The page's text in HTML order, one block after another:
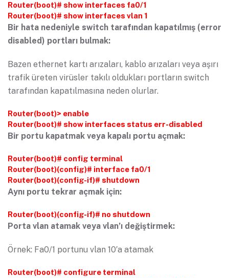
Router(boot)# show interfaces fa0/1
Router(boot)# show interfaces vlan 1
Bir hata nedeniyle switch tarafından kapatılmış (error
disabled) portları bulmak:
Bazen ethernet kartı arızaları, kablo arızaları veya aşırı
trafik üreten virüsler takılı oldukları portların switch
tarafından kapatılmasına neden olurlar.
Router(boot)> enable
Router(boot)# show interfaces status err-disabled
Bir portu kapatmak veya kapalı portu açmak:
Router(boot)# config terminal
Router(boot)(config)# interface fa0/1
Router(boot)(config-if)# shutdown
Aynı portu tekrar açmak için:
Router(boot)(config-if)# no shutdown
Porta vlan atamak veya vlan’ı değiştirmek:
Örnek: Fa0/1 portunu vlan 10′a atamak
Router(boot)# configure terminal